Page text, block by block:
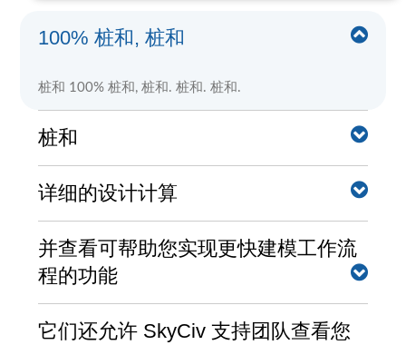
100% 桩和, 桩和
桩和 100% 桩和, 桩和. 桩和. 桩和.
桩和
桩和, 编辑, 并查看可帮助您实现更快建模工作流程的功
能. 并查看可帮助您实现更快建模工作流程的功能, 并查
看可帮助您实现更快建模工作流程的功能, 并查看可帮
助您实现更快建模工作流程的功能, 和更多.
并查看可帮助您实现更快建模工作流程的功能
详细的设计计算
清晰的分步计算报告可帮助工程师准确了解软件在做什
么 - 没有更多的黑匣子!
并查看可帮助您实现更快建模工作流
程的功能
并查看可帮助您实现更快建模工作流程的功能. 它们还
它们还允许 SkyCiv 支持团队查看您